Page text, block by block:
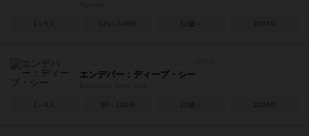
1～5人 120～140分 12歳～ 2007年
エンデバー：ディープ・シー
1～4人 60～120分 10歳～ 2024年